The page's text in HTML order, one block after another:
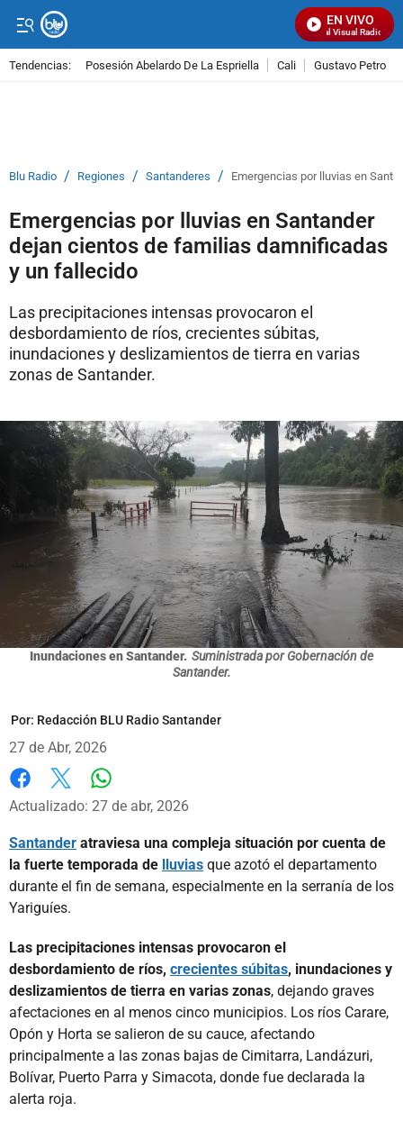
EN VIVO
Señal Visual Radio
Tendencias: Posesión Abelardo De La Espriella Cali Gustavo Petro
Blu Radio / Regiones / Santanderes / Emergencias por lluvias en
Emergencias por lluvias en Santander
dejan cientos de familias damnificadas
y un fallecido
Las precipitaciones intensas provocaron el
desbordamiento de ríos, crecientes súbitas,
inundaciones y deslizamientos de tierra en varias
zonas de Santander.
Inundaciones en Santander. Suministrada por Gobernación de
Santander.
Por: Redacción BLU Radio Santander
27 de Abr, 2026
Facebook
X
Actualizado: 27 de abr, 2026
Santander atraviesa una compleja situación por cuenta de
la fuerte temporada de lluvias que azotó el departamento
durante el fin de semana, especialmente en la serranía de los
Yariguíes.
Las precipitaciones intensas provocaron el
desbordamiento de ríos, crecientes súbitas, inundaciones y
deslizamientos de tierra en varias zonas, dejando graves
afectaciones en al menos cinco municipios. Los ríos Carare,
Opón y Horta se salieron de su cauce, afectando
principalmente a las zonas bajas de Cimitarra, Landázuri,
Bolívar, Puerto Parra y Simacota, donde fue declarada la
alerta roja.